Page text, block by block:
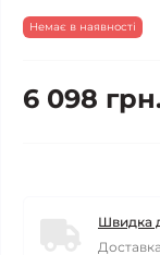
Немає в наявності
6 098
Швидка